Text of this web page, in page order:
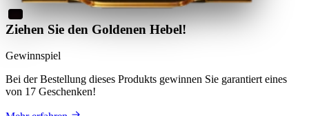
Ziehen Sie den Goldenen Hebel!
Gewinnspiel
Bei der Bestellung dieses Produkts gewinnen Sie garantiert eines
von 17 Geschenken!